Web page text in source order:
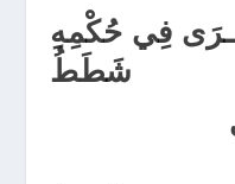
رَى فِي حُكْمِهِ
شَطَطُ